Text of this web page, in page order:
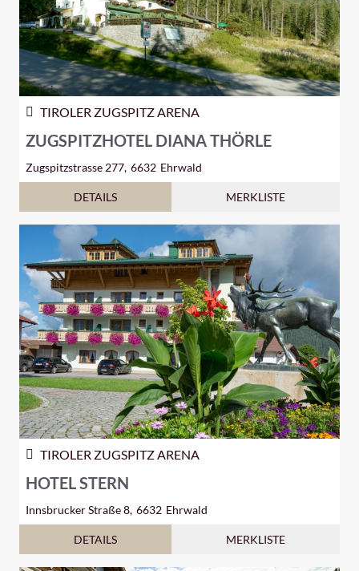
TIROLER ZUGSPITZ ARENA
ZUGSPITZHOTEL DIANA THÖRLE
Zugspitzstrasse 277, 6632 Ehrwald
DETAILS MERKLISTE
TIROLER ZUGSPITZ ARENA
HOTEL STERN
Innsbrucker Straße 8, 6632 Ehrwald
DETAILS MERKLISTE